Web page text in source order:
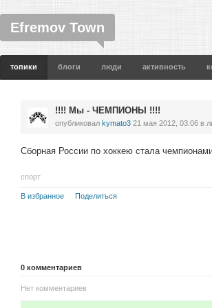
Efremov Town
топики блоги люди активность
!!!! Мы - ЧЕМПИОНЫ !!!!
опубликовал kymato3 21 мая 2012, 03:06 в
Сборная России по хоккею стала
спорт
В избранное Поделиться
0 комментариев
Нет комментариев